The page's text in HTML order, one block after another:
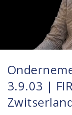
3.9.03 |